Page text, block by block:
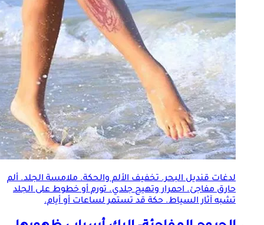
لدغات قنديل البحر. تخفيف الألم والحكة. ملامسةالجلد. ألم
حارق مفاجئ. احمرار وتهيج جلدي. تورم أو خطوط علىالجلد
تشبه آثار السياط. حكة قد تستمر لساعات أو أيام.